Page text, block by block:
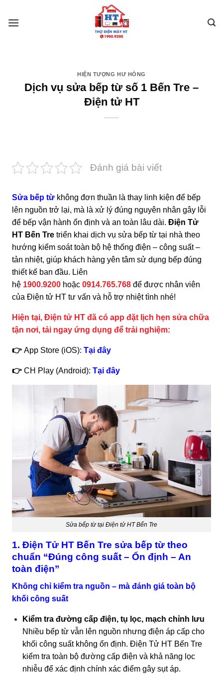
HIỆN TƯỢNG HƯ HỎNG
Dịch vụ sửa bếp từ số 1 Bến Tre –
Điện tử HT
Đánh giá bài viết
Sửa bếp từ không đơn thuần là thay linh kiện để bếp
lên nguồn trở lại, mà là xử lý đúng nguyên nhân gây lỗi
để bếp vận hành ổn định và an toàn lâu dài. Điện Tử
HT Bến Tre triển khai dịch vụ sửa bếp từ tại nhà theo
hướng kiểm soát toàn bộ hệ thống điện – công suất –
tản nhiệt, giúp khách hàng yên tâm sử dụng bếp đúng
thiết kế ban đầu. Liên
hệ 1900.9200 hoặc 0914.765.768 để được nhân viên
của Điện tử HT tư vấn và hỗ trợ nhiệt tình nhé!
Hiện tại, Điện tử HT đã có app đặt lịch hẹn sửa chữa
tận nơi, tải ngay ứng dụng để trải nghiệm:
👉 App Store (iOS): Tại đây
👉 CH Play (Android): Tại đây
Sửa bếp từ tại Điện tử HT Bến Tre
1. Điện Tử HT Bến Tre sửa bếp từ theo
chuẩn “Đúng công suất – Ổn định – An
toàn điện”
Không chỉ kiểm tra nguồn – mà đánh giá toàn bộ
khối công suất
Kiểm tra đường cấp điện, tụ lọc, mạch chỉnh lưu
Nhiều bếp từ vẫn lên nguồn nhưng điện áp cấp cho
khối công suất không ổn định. Điện Tử HT Bến Tre
kiểm tra toàn bộ đường cấp điện và khả năng lọc
nhiễu để xác định chính xác điểm gây sụt áp.